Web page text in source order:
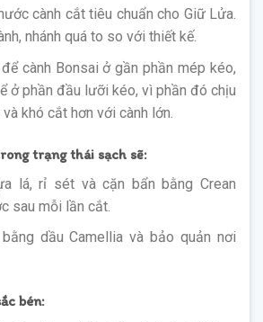
cành cắt tiêu chuẩn cho Giữ Lửa.
nhánh quá to so với thiết kế.
cành Bonsai ở gần phần mép kéo,
ở phần đầu lưỡi kéo, vì phần đó chịu
khó cắt hơn với cành lớn.
trạng thái sạch sẽ:
lá, rỉ sét và cặn bẩn bằng Crean
sau mỗi lần cắt.
dầu Camellia và bảo quản nơi
bén: